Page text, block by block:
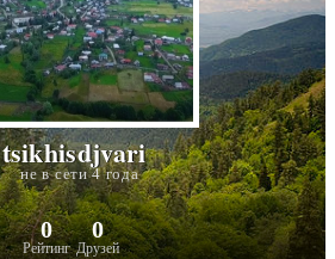
tsikhisdjvari
не в сети 4 года
Рейтинг
0
Друзей
0